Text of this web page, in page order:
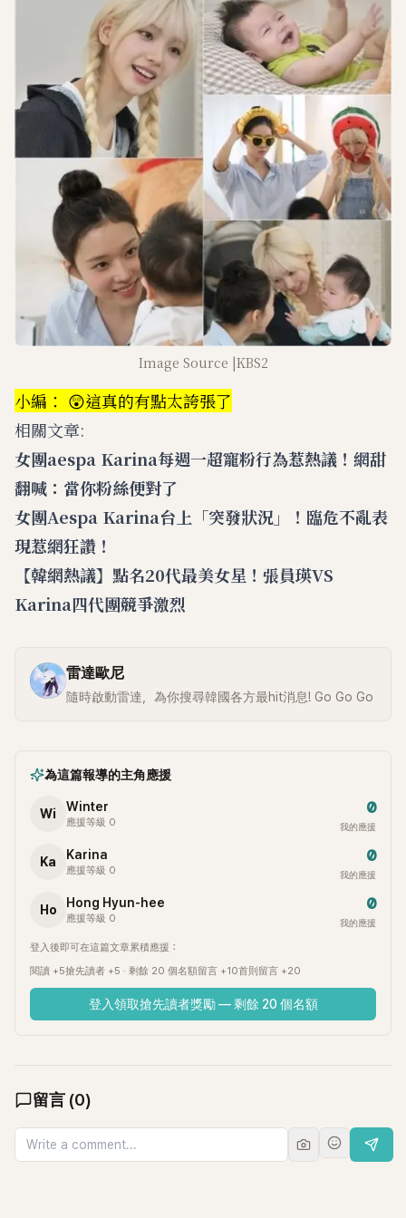
Image Source |KBS2
小編： 😲這真的有點太誇張了
相關文章:
女團aespa Karina每週一超寵粉行為惹熱議！網甜
翻喊：當你粉絲便對了
女團Aespa Karina台上「突發狀況」！臨危不亂表
現惹網狂讚！
【韓網熱議】點名20代最美女星！張員瑛VS
‎Karina四代團競爭激烈
雷達歐尼
隨時啟動雷達，為你搜尋韓國各方最hit消息! Go Go Go
為這篇報導的主角應援
Wi Winter
應援等級 0
0
我的應援
Ka Karina
應援等級 0
0
我的應援
Ho Hong Hyun-hee
應援等級 0
0
我的應援
登入後即可在這篇文章累積應援：
閱讀 +5搶先讀者 +5 · 剩餘 20 個名額留言 +10首則留言 +20
登入領取搶先讀者獎勵 — 剩餘 20 個名額
留言 (0)